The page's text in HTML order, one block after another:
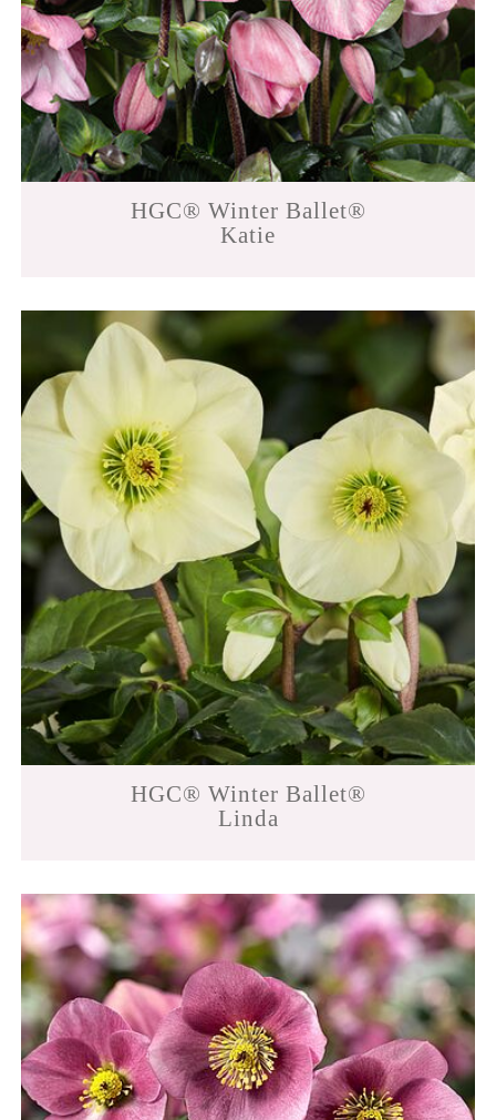
HGC® Winter Ballet®
Katie
HGC® Winter Ballet®
Linda